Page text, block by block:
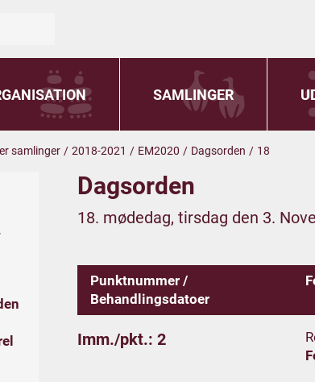
SAMLINGER
samlinger / 2018-2021 / EM2020 / Dagsorden / 18
Dagsorden
18. mødedag, tirsdag den 3.
Punktnummer /
Behandlingsdatoer
Imm./pkt.: 2